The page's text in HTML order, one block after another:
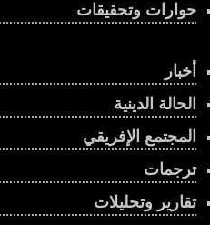
حوارات وتحقيقات
أخبار
الحالة الدينية
المجتمع الإفريقي
ترجمات
تقارير وتحليلات